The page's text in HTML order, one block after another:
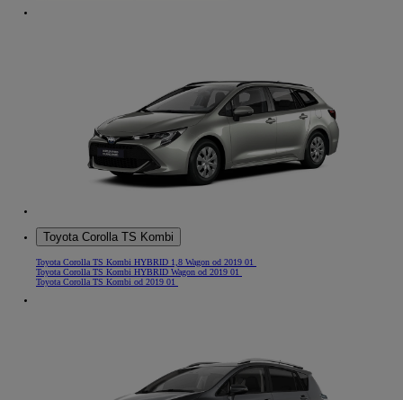
Toyota Corolla TS Kombi
Toyota Corolla TS Kombi HYBRID 1,8 Wagon od 2019 01
Toyota Corolla TS Kombi HYBRID Wagon od 2019 01
Toyota Corolla TS Kombi od 2019 01